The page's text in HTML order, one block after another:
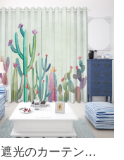
半全遮光のカーテンをカスタマイズして、現代的な個性の北欧のアニメの小さい清新な風格の寝室のサボテンの客間のサボテンB 0012-五色のサボテンの布-穴を開けて広い1メートルの価格/何メートルを要していくつの件をたたきますか？